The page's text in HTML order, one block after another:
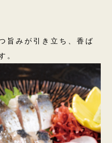
旨みが引き立ち、香ば
。